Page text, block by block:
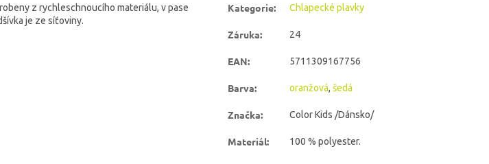
z rychleschnoucího materiálu, v pase
je ze síťoviny.
Kategorie: Chlapecké plavky
Záruka: 24
EAN: 5711309167756
Barva: oranžová,šedá
Značka: Color Kids /Dánsko/
Materiál: 100 % polyester.